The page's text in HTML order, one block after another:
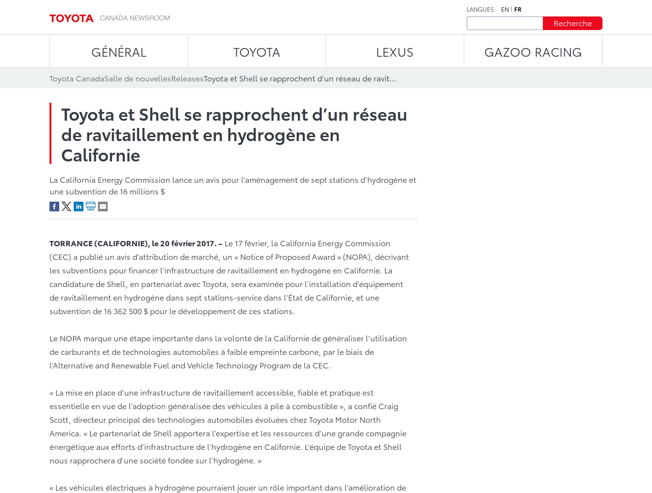
LANGUES EN FR
Recherche
GÉNÉRAL TOYOTA LEXUS GAZOO RACING
Toyota CanadaSalle de nouvellesReleases Toyota et Shell se rapprochent d’un réseau de ravitaillement en hydrogène en Californie
Toyota et Shell se rapprochent d’un réseau
de ravitaillement en hydrogène en
Californie
La California Energy Commission lance un avis pour l’aménagement de sept stations d’hydrogène et
une subvention de 16 millions $
TORRANCE (CALIFORNIE), le 20 février 2017. – Le 17 février, la California Energy Commission
(CEC) a publié un avis d’attribution de marché, un « Notice of Proposed Award » (NOPA), décrivant
les subventions pour financer l’infrastructure de ravitaillement en hydrogène en Californie. La
candidature de Shell, en partenariat avec Toyota, sera examinée pour l’installation d’équipement
de ravitaillement en hydrogène dans sept stations-service dans l’État de Californie, et une
subvention de 16 362 500 $ pour le développement de ces stations.
Le NOPA marque une étape importante dans la volonté de la Californie de généraliser l’utilisation
de carburants et de technologies automobiles à faible empreinte carbone, par le biais de
l’Alternative and Renewable Fuel and Vehicle Technology Program de la CEC.
« La mise en place d’une infrastructure de ravitaillement accessible, fiable et pratique est
essentielle en vue de l’adoption généralisée des véhicules à pile à combustible », a confié Craig
Scott, directeur principal des technologies automobiles évoluées chez Toyota Motor North
America. « Le partenariat de Shell apportera l’expertise et les ressources d’une grande compagnie
énergétique aux efforts d’infrastructure de l’hydrogène en Californie. L’équipe de Toyota et Shell
nous rapprochera d’une société fondée sur l’hydrogène. »
« Les véhicules électriques à hydrogène pourraient jouer un rôle important dans l’amélioration de